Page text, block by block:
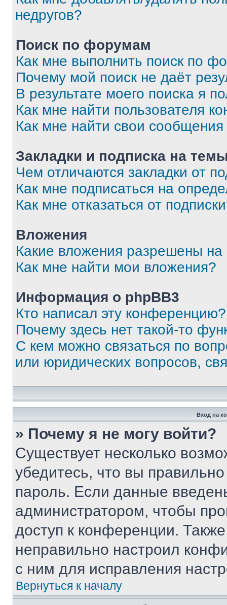
недругов?
Поиск по форумам
Как мне выполнить поиск по
Почему мой поиск не даёт
В результате моего поиска я
Как мне найти пользователя
Как мне найти свои
Закладки и подписка на
Чем отличаются закладки от
Как мне подписаться на
Как мне отказаться от
Вложения
Какие вложения разрешены
Как мне найти мои вложения?
Информация о phpBB3
Кто написал эту конференцию?
Почему здесь нет такой-то
С кем можно связаться по
или юридических вопросов,
Вход на
» Почему я не могу войти?
Существует несколько
убедитесь, что вы
пароль. Если данные
администратором, чтобы
доступ к конференции.
неправильно настроил
с ним для исправления
Вернуться к началу